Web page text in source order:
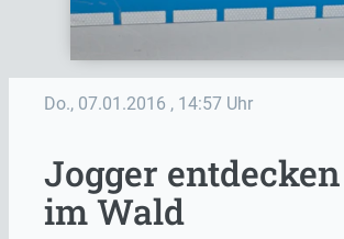
Do., 07.01.2016 , 14:57 Uhr
Jogger
im Wald